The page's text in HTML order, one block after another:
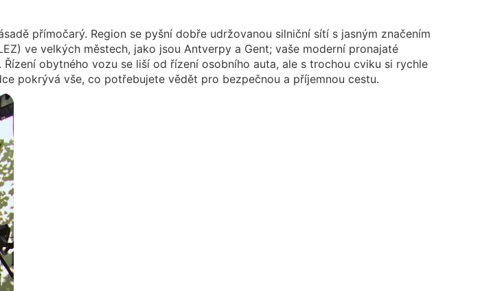
přímočarý. Region se pyšní dobře udržovanou silniční sítí s jasným značením
ve velkých městech, jako jsou Antverpy a Gent; vaše moderní pronajaté
obytného vozu se liší od řízení osobního auta, ale s trochou cviku si rychle
pokrývá vše, co potřebujete vědět pro bezpečnou a příjemnou cestu.